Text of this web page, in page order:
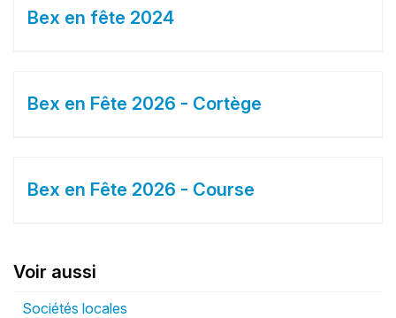
Bex en fête 2024
Bex en Fête 2026 - Cortège
Bex en Fête 2026 - Course
Voir aussi
Sociétés locales